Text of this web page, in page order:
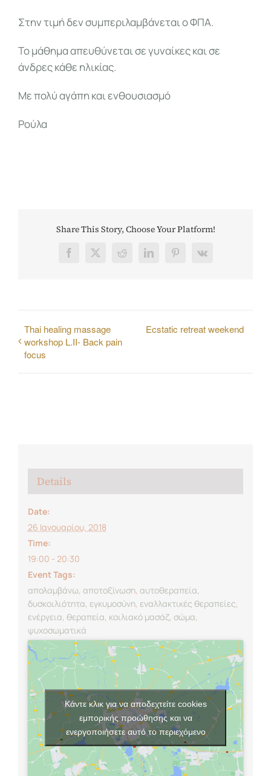
Στην τιμή δεν συμπεριλαμβάνεται ο ΦΠΑ.
Το μάθημα απευθύνεται σε γυναίκες και σε
άνδρες κάθε ηλικίας.
Με πολύ αγάπη και ενθουσιασμό
Ρούλα
Share This Story, Choose Your Platform!
Facebook
X RedditLinkedInPinterest
Vk
Τhai healing massage
workshop L.II- Back pain
focus
Ecstatic retreat weekend
Details
Date:
26 Ιανουαρίου, 2018
Time:
19:00 - 20:30
Event Tags:
απολαμβάνω, αποτοξίνωση, αυτοθεραπεία,
δυσκοιλιότητα, εγκυμοσύνη, εναλλακτικές θεραπείες,
ενέργεια, θεραπεία, κοιλιακό μασάζ, σώμα,
ψυχοσωματικά
Κάντε κλικ για να αποδεχτείτε cookies
εμπορικής προώθησης και να
ενεργοποιήσετε αυτό το περιεχόμενο